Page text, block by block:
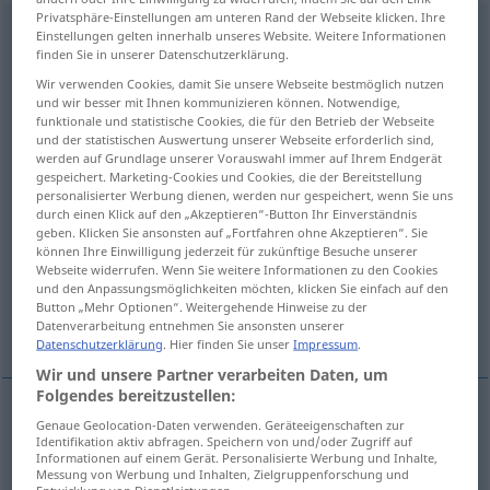
Einstellungf
Übersicht aller Übersetzungen
(Für mehr Details die Übersetzung anklicken/antippen)
réglage, plan, mise au point
embauche, engagement
cessation, suspension, arrêt
attitude, point de vue, idées
réglagem Einstellung TECH
Privatsphäre-Einstellungen am unteren Rand der Webseite klicken. Ihre
Einstellungen gelten innerhalb unseres Website. Weitere Informationen
finden Sie in unserer Datenschutzerklärung.
Wir verwenden Cookies, damit Sie unsere Webseite bestmöglich nutzen
und wir besser mit Ihnen kommunizieren können. Notwendige,
funktionale und statistische Cookies, die für den Betrieb der Webseite
und der statistischen Auswertung unserer Webseite erforderlich sind,
werden auf Grundlage unserer Vorauswahl immer auf Ihrem Endgerät
gespeichert. Marketing-Cookies und Cookies, die der Bereitstellung
personalisierter Werbung dienen, werden nur gespeichert, wenn Sie uns
durch einen Klick auf den „Akzeptieren“-Button Ihr Einverständnis
geben. Klicken Sie ansonsten auf „Fortfahren ohne Akzeptieren“. Sie
können Ihre Einwilligung jederzeit für zukünftige Besuche unserer
Webseite widerrufen. Wenn Sie weitere Informationen zu den Cookies
und den Anpassungsmöglichkeiten möchten, klicken Sie einfach auf den
Button „Mehr Optionen“. Weitergehende Hinweise zu der
Datenverarbeitung entnehmen Sie ansonsten unserer
Datenschutzerklärung. Hier finden Sie unserImpressum.
Wir und unsere Partner verarbeiten Daten, um
Folgendes bereitzustellen:
Genaue Geolocation-Daten verwenden. Geräteeigenschaften zur
Identifikation aktiv abfragen. Speichern von und/oder Zugriff auf
Informationen auf einem Gerät. Personalisierte Werbung und Inhalte,
Messung von Werbung und Inhalten, Zielgruppenforschung und